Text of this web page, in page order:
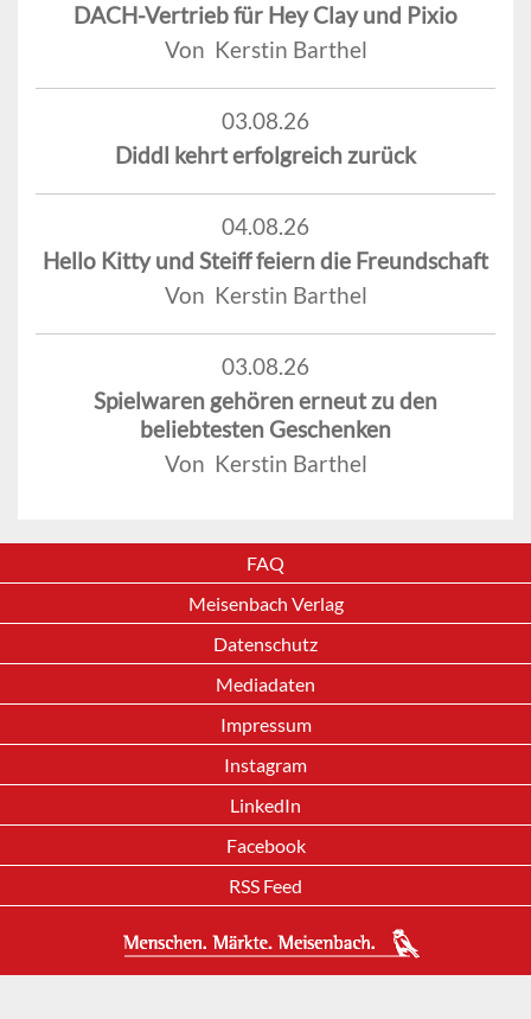
DACH-Vertrieb für Hey Clay und Pixio
Von Kerstin Barthel
03.08.26
Diddl kehrt erfolgreich zurück
04.08.26
Hello Kitty und Steiff feiern die Freundschaft
Von Kerstin Barthel
03.08.26
Spielwaren gehören erneut zu den
beliebtesten Geschenken
Von Kerstin Barthel
FAQ
Meisenbach Verlag
Datenschutz
Mediadaten
Impressum
Instagram
LinkedIn
Facebook
RSS Feed